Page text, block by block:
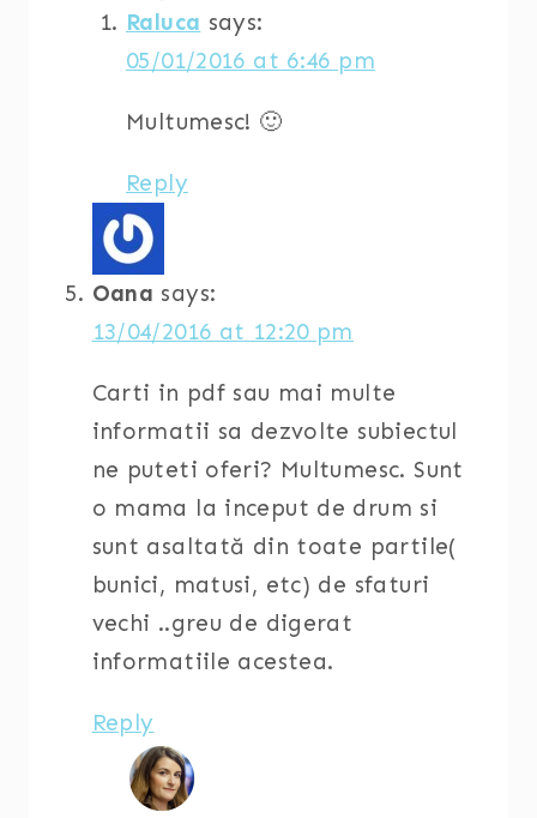
Raluca says:
05/01/2016 at 6:46 pm
Multumesc! 🙂
Reply
Oana says:
13/04/2016 at 12:20 pm
Carti in pdf sau mai multe
informatii sa dezvolte subiectul
ne puteti oferi? Multumesc. Sunt
o mama la inceput de drum si
sunt asaltată din toate partile(
bunici, matusi, etc) de sfaturi
vechi ..greu de digerat
informatiile acestea.
Reply